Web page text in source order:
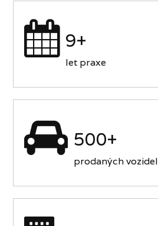
9+
let praxe
500+
prodaných vozidel